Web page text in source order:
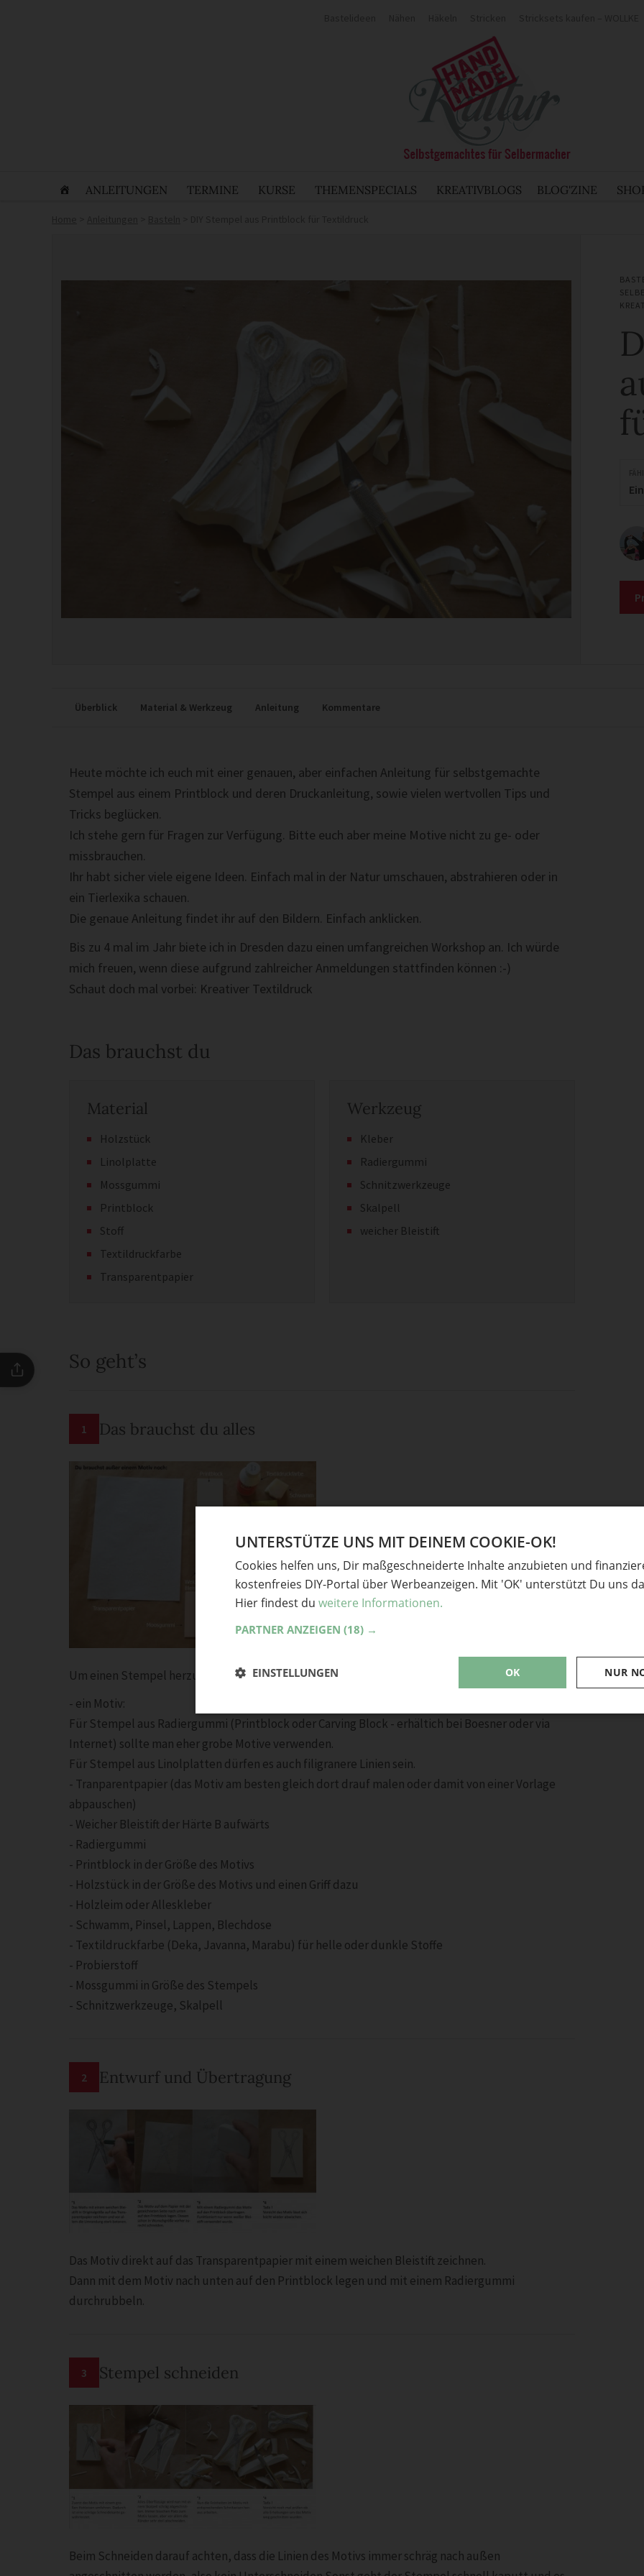
ANLEITUNGEN TERMINE KURSE THEMENSPECIALS KREATIVBLOGS BLOG'ZINE
Überblick Material & Werkzeug Anleitung Kommentare
Heute möchte ich euch mit einer genauen, aber einfachen Anleitung für selbstgemachte
Stempel aus einem Printblock und deren Druckanleitung, sowie vielen wertvollen Tips und
Tricks beglücken.
Ich stehe gern für Fragen zur Verfügung. Bitte euch aber meine Motive nicht zu ge- oder
missbrauchen.
Ihr habt sicher viele eigene Ideen. Einfach mal in der Natur umschauen, abstrahieren oder in
ein Tierlexika schauen.
Die genaue Anleitung findet ihr auf den Bildern. Einfach anklicken.
Bis zu 4 mal im Jahr biete ich in Dresden dazu einen umfangreichen Workshop an. Ich würde
mich freuen, wenn diese aufgrund zahlreicher Anmeldungen stattfinden können :-)
Schaut doch mal vorbei: Kreativer Textildruck
Das brauchst du
Material
Holzstück
Linolplatte
Mossgummi
Printblock
Stoff
Textildruckfarbe
Transparentpapier
Werkzeug
Kleber
Radiergummi
Schnitzwerkzeuge
Skalpell
weicher Bleistift
So geht’s
1 Das brauchst du alles
Um einen Stempel herzustellen und Stoff damit zu bedrucken brauchst du:
- ein Motiv:
Für Stempel aus Radiergummi (Printblock oder Carving Block - erhältich bei Boesner oder via
Internet) sollte man eher grobe Motive verwenden.
Für Stempel aus Linolplatten dürfen es auch filigranere Linien sein.
- Tranparentpapier (das Motiv am besten gleich dort drauf malen oder damit von einer Vorlage
abpauschen)
- Weicher Bleistift der Härte B aufwärts
- Radiergummi
- Printblock in der Größe des Motivs
- Holzstück in der Größe des Motivs und einen Griff dazu
- Holzleim oder Alleskleber
- Schwamm, Pinsel, Lappen, Blechdose
- Textildruckfarbe (Deka, Javanna, Marabu) für helle oder dunkle Stoffe
- Probierstoff
- Mossgummi in Größe des Stempels
- Schnitzwerkzeuge, Skalpell
2 Entwurf und Übertragung
Das Motiv direkt auf das Transparentpapier mit einem weichen Bleistift zeichnen.
Dann mit dem Motiv nach unten auf den Printblock legen und mit einem Radiergummi
durchrubbeln.
3 Stempel schneiden
Beim Schneiden darauf achten, dass die Linien des Motivs immer schräg nach außen
UNTERSTÜTZE UNS MIT DEINEM COOKIE-OK!
Cookies helfen uns, Dir maßgeschneiderte Inhalte anzubieten und
kostenfreies DIY-Portal über Werbeanzeigen. Mit 'OK' unterstützt Du uns
Hier findest du weitere Informationen.
PARTNER ANZEIGEN (18) →
OK NUR
EINSTELLUNGEN